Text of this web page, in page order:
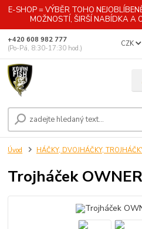
E-SHOP = VÝBĚR TOHO
MOŽNOSTÍ, ŠIRŠÍ NABÍDKA A
CZK
+420 608 982 777
(Po-Pá, 8:30-17:30 hod.)
Úvod HÁČKY, DVOJHÁČKY,
Trojháček